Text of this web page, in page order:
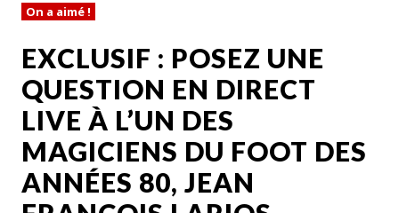
On a aimé !
EXCLUSIF : POSEZ UNE
QUESTION EN DIRECT
LIVE À L’UN DES
MAGICIENS DU FOOT DES
ANNÉES 80, JEAN